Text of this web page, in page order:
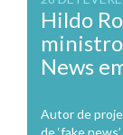
Hildo
News
Autor de